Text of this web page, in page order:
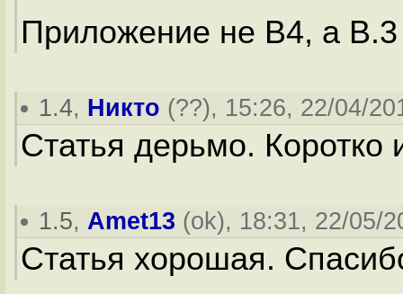
Приложение не B4, а B.3
1.4, Никто (??), 15:26, 22/04/
Статья дерьмо. Коротко
1.5, Amet13 (ok), 18:31, 22/05/
Статья хорошая.